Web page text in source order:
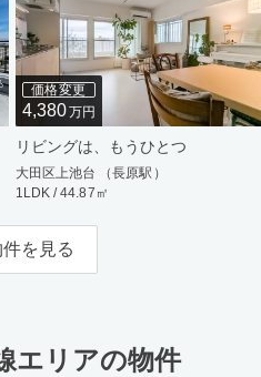
価格変更
4,380万円
リビングは、もうひとつ
大田区上池台 （長原駅）
1LDK / 44.87㎡
を見る
エリアの物件